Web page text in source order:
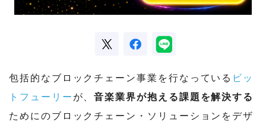
包括的なブロックチェーン事業を行なっている ビッ
トフューリー が、音楽業界が抱える課題を解決する
ためにのブロックチェーン・ソリューションをデザ